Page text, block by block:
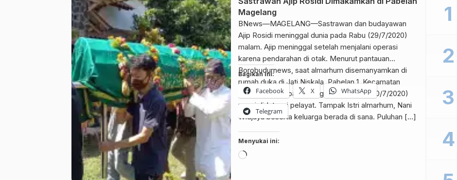
Magelang
BNews—MAGELANG—Sastrawan dan budayawan
Ajip Rosidi meninggal dunia pada Rabu (29/7/2020)
malam. Ajip meninggal setelah menjalani operasi
karena pendarahan di otak. Menurut pantauan
Borobudurnews, saat almarhum disemanyamkan di
rumah duka di Jati Niskala, Pabelan 1, Kecamatan
Mungkid, Kabupaten Magelang, hari ini (30/7/2020)
ramai didatangi pelayat. Tampak Istri almarhum, Nani
Widjaya beserta keluarga berada di sana. Puluhan […]
Bagikan ini:
Facebook X WhatsApp
Telegram
Menyukai ini:
Memuat...